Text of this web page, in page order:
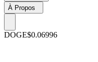
À Propos
DOGE$0.06996